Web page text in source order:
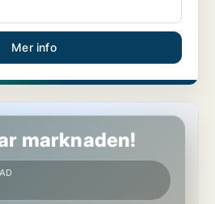
Mer info
marknaden!